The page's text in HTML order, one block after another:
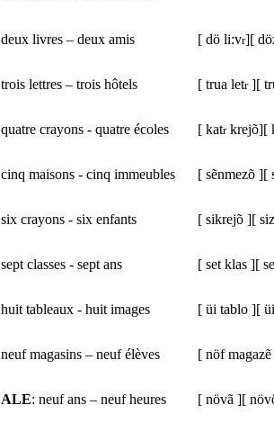
deux livres – deux amis [ dö li:vr][
trois lettres – trois hôtels [ trua letr][
quatre crayons - quatre écoles [ katrkrejõ][
cinq maisons - cinq immeubles [ sẽnmezõ ][
six crayons - six enfants [ sikrejõ ][
sept classes - sept ans [ set klas ][
huit tableaux - huit images [ üi tablo ][
neuf magasins – neuf élèves [ nöf
ALE: neuf ans – neuf heures [ növã ][